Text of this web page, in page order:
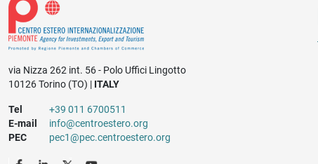
via Nizza 262 int. 56 - Polo Uffici Lingotto
10126 Torino (TO) | ITALY
Tel
+39 011 6700511
E-mail
info@centroestero.org
PEC
pec1@pec.centroestero.org